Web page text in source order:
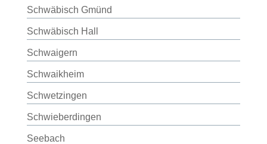
Schwäbisch Gmünd
Schwäbisch Hall
Schwaigern
Schwaikheim
Schwetzingen
Schwieberdingen
Seebach